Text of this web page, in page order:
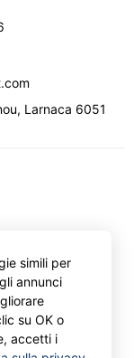
, Larnaca 6051
simili per
annunci
su OK o
accetti i